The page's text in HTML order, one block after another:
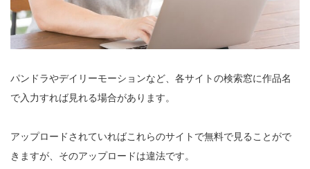
パンドラやデイリーモーションなど、各サイトの検索窓に作品名
で入力すれば見れる場合があります。
アップロードされていればこれらのサイトで無料で見ることがで
きますが、そのアップロードは違法です。